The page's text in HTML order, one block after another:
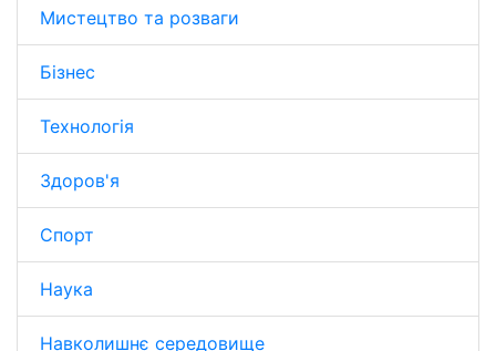
Мистецтво та розваги
Бізнес
Технологія
Здоров'я
Спорт
Наука
Навколишнє середовище